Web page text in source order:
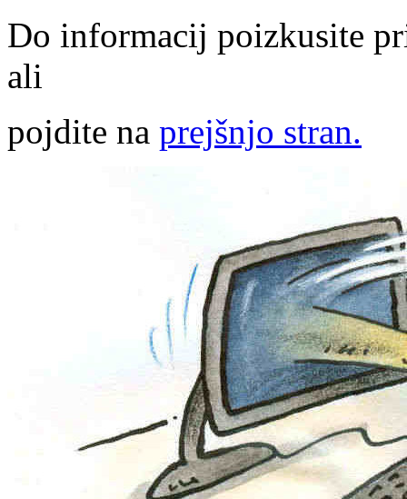
Do informacij poizkusite
ali
pojdite na prejšnjo stran.